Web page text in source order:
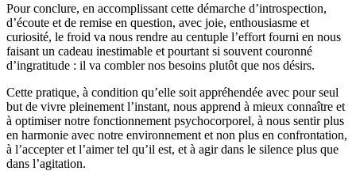
Pour conclure, en accomplissant cette démarche d’introspection,
d’écoute et de remise en question, avec joie, enthousiasme et
curiosité, le froid va nous rendre au centuple l’effort fourni en nous
faisant un cadeau inestimable et pourtant si souvent couronné
d’ingratitude : il va combler nos besoins plutôt que nos désirs.
Cette pratique, à condition qu’elle soit appréhendée avec pour seul
but de vivre pleinement l’instant, nous apprend à mieux connaître et
à optimiser notre fonctionnement psychocorporel, à nous sentir plus
en harmonie avec notre environnement et non plus en confrontation,
à l’accepter et l’aimer tel qu’il est, et à agir dans le silence plus que
dans l’agitation.